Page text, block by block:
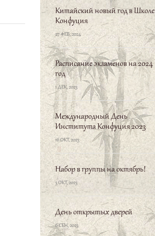
Китайский новый год в Школе
Конфуция
27 ФЕВ, 2024
Расписание экзаменов на 2024
год
1 ДЕК, 2023
Международный День
Института Конфуция 2023
16 ОКТ, 2023
Набор в группы на октябрь!
3 ОКТ, 2023
День открытых дверей
6 СЕН, 2023